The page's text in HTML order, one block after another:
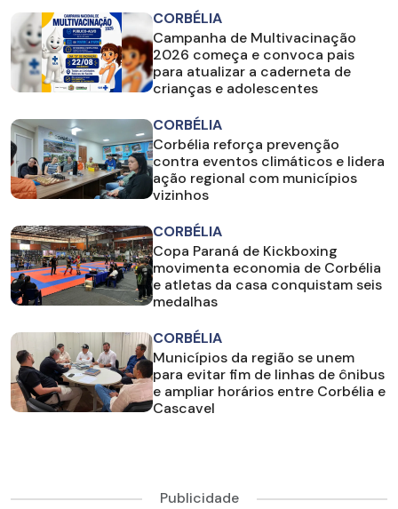
CORBÉLIA
Campanha de Multivacinação
2026 começa e convoca pais
para atualizar a caderneta de
crianças e adolescentes
CORBÉLIA
Corbélia reforça prevenção
contra eventos climáticos e lidera
ação regional com municípios
vizinhos
CORBÉLIA
Copa Paraná de Kickboxing
movimenta economia de Corbélia
e atletas da casa conquistam seis
medalhas
CORBÉLIA
Municípios da região se unem
para evitar fim de linhas de ônibus
e ampliar horários entre Corbélia e
Cascavel
Publicidade